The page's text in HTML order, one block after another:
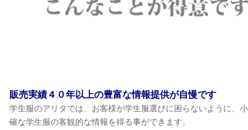
販売実績４０年以上の豊富な情報提供が自慢です
学生服のアリタでは、お客様が学生服選びに困らないように
確な学生服の客観的な情報を得る事ができます。